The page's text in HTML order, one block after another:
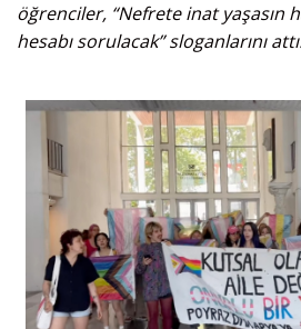
öğrenciler, “Nefrete inat yaşasın
hesabı sorulacak” sloganlarını